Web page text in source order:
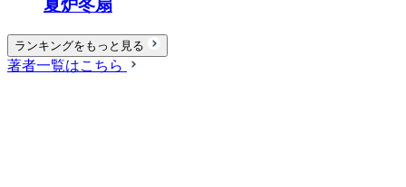
夏炉冬扇
ランキングをもっと見る
著者一覧はこちら